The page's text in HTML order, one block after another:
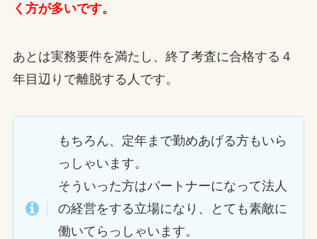
く方が多いです。
あとは実務要件を満たし、終了考査に合格する４
年目辺りで離脱する人です。
もちろん、定年まで勤めあげる方もいら
っしゃいます。
そういった方はパートナーになって法人
の経営をする立場になり、とても素敵に
働いてらっしゃいます。